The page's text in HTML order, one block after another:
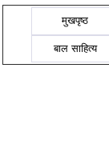
मुखपृष्ठ
बाल साहित्य